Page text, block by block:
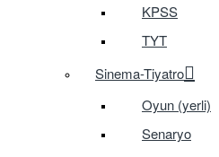
KPSS
TYT
Sinema-Tiyatro
Oyun (yerli)
Senaryo